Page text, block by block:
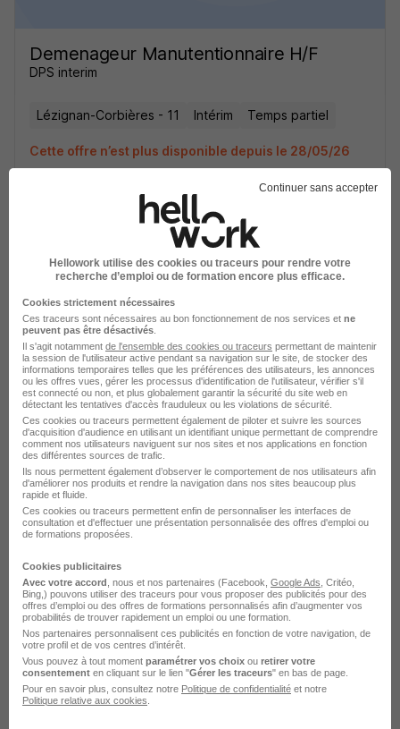
Demenageur Manutentionnaire H/F
DPS interim
Lézignan-Corbières - 11 Intérim Temps partiel
Cette offre n’est plus disponible depuis le 28/05/26
Demenageur Manutentionnaire H/F
DPS interim
Lézignan-Corbières - 11 Intérim Temps partiel
Cette offre n’est plus disponible depuis le 28/05/26
Demenageur Manutentionnaire H/F
DPS interim
Lézignan-Corbières - 11 Intérim Temps partiel
Cette offre n’est plus disponible depuis le 28/05/26
Continuer sans accepter
Hellowork utilise des cookies ou traceurs pour rendre votre
recherche d’emploi ou de formation encore plus efficace.
Cookies strictement nécessaires
Ces traceurs sont nécessaires au bon fonctionnement de nos services et ne
peuvent pas être désactivés
Il s'agit notamment de l'ensemble des cookies ou traceurs permettant de maintenir
la session de l'utilisateur active pendant sa navigation sur le site, de stocker des
informations temporaires telles que les préférences des utilisateurs, les annonces
ou les offres vues, gérer les processus d'identification de l'utilisateur, vérifier s'il
est connecté ou non, et plus globalement garantir la sécurité du site web en
détectant les tentatives d'accès frauduleux ou les violations de sécurité.
Ces cookies ou traceurs permettent également de piloter et suivre les sources
d'acquisition d'audience en utilisant un identifiant unique permettant de comprendre
comment nos utilisateurs naviguent sur nos sites et nos applications en fonction
des différentes sources de trafic.
Ils nous permettent également d’observer le comportement de nos utilisateurs afin
d'améliorer nos produits et rendre la navigation dans nos sites beaucoup plus
rapide et fluide.
Ces cookies ou traceurs permettent enfin de personnaliser les interfaces de
consultation et d'effectuer une présentation personnalisée des offres d'emploi ou
de formations proposées.
Cookies publicitaires
Avec votre accord , nous et nos partenaires (Facebook, Google Ads , Critéo,
Bing,) pouvons utiliser des traceurs pour vous proposer des publicités pour des
offres d’emploi ou des offres de formations personnalisés afin d’augmenter vos
probabilités de trouver rapidement un emploi ou une formation.
Nos partenaires personnalisent ces publicités en fonction de votre navigation, de
votre profil et de vos centres d’intérêt.
Vous pouvez à tout moment paramétrer vos choix ou retirer votre
consentement en cliquant sur le lien "Gérer les traceurs" en bas de page.
Pour en savoir plus, consultez notre Politique de confidentialité et notre
Politique relative aux cookies